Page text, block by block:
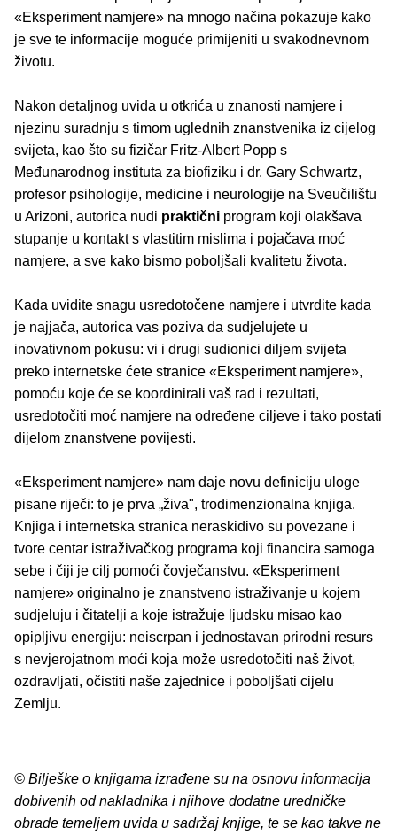
«Eksperiment namjere» na mnogo načina pokazuje kako
je sve te informacije moguće primijeniti u svakodnevnom
životu.
Nakon detaljnog uvida u otkrića u znanosti namjere i
njezinu suradnju s timom uglednih znanstvenika iz cijelog
svijeta, kao što su fizičar Fritz-Albert Popp s
Međunarodnog instituta za biofiziku i dr. Gary Schwartz,
profesor psihologije, medicine i neurologije na Sveučilištu
u Arizoni, autorica nudi praktični program koji olakšava
stupanje u kontakt s vlastitim mislima i pojačava moć
namjere, a sve kako bismo poboljšali kvalitetu života.
Kada uvidite snagu usredotočene namjere i utvrdite kada
je najjača, autorica vas poziva da sudjelujete u
inovativnom pokusu: vi i drugi sudionici diljem svijeta
preko internetske ćete stranice «Eksperiment namjere»,
pomoću koje će se koordinirali vaš rad i rezultati,
usredotočiti moć namjere na određene ciljeve i tako postati
dijelom znanstvene povijesti.
«Eksperiment namjere» nam daje novu definiciju uloge
pisane riječi: to je prva „živa", trodimenzionalna knjiga.
Knjiga i internetska stranica neraskidivo su povezane i
tvore centar istraživačkog programa koji financira samoga
sebe i čiji je cilj pomoći čovječanstvu. «Eksperiment
namjere» originalno je znanstveno istraživanje u kojem
sudjeluju i čitatelji a koje istražuje ljudsku misao kao
opipljivu energiju: neiscrpan i jednostavan prirodni resurs
s nevjerojatnom moći koja može usredotočiti naš život,
ozdravljati, očistiti naše zajednice i poboljšati cijelu
Zemlju.
© Bilješke o knjigama izrađene su na osnovu informacija
dobivenih od nakladnika i njihove dodatne uredničke
obrade temeljem uvida u sadržaj knjige, te se kao takve ne